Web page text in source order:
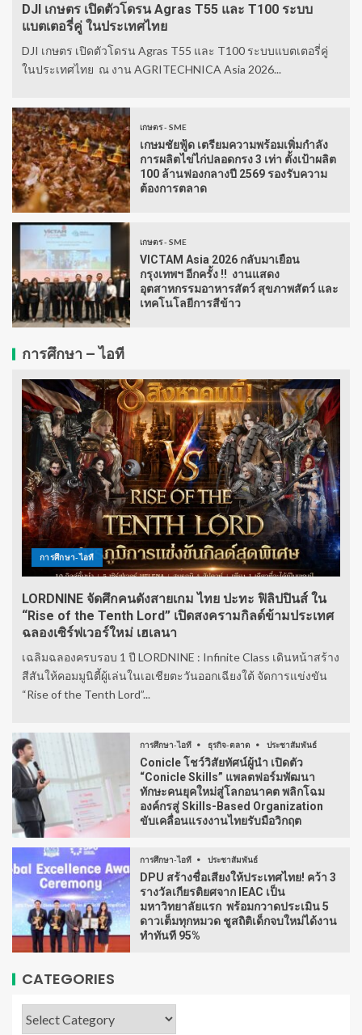
DJI เกษตร เปิดตัวโดรน Agras T55 และ T100 ระบบ
แบตเตอรี่คู่ ในประเทศไทย
DJI เกษตร เปิดตัวโดรน Agras T55 และ T100 ระบบแบตเตอรี่คู่
ในประเทศไทย ณ งาน AGRITECHNICA Asia 2026...
เกษตร - SME
เกษมชัยฟู้ด เตรียมความพร้อมเพิ่มกำลัง
การผลิตไข่ไก่ปลอดกรง 3 เท่า ตั้งเป้าผลิต
100 ล้านฟองกลางปี 2569 รองรับความ
ต้องการตลาด
เกษตร - SME
VICTAM Asia 2026 กลับมาเยือน
กรุงเทพฯ อีกครั้ง !! งานแสดง
อุตสาหกรรมอาหารสัตว์ สุขภาพสัตว์ และ
เทคโนโลยีการสีข้าว
การศึกษา – ไอที
การศึกษา-ไอที
LORDNINE จัดศึกคนดังสายเกม ไทย ปะทะ ฟิลิปปินส์ ใน
“Rise of the Tenth Lord” เปิดสงครามกิลด์ข้ามประเทศ
ฉลองเซิร์ฟเวอร์ใหม่ เฮเลนา
เฉลิมฉลองครบรอบ 1 ปี LORDNINE : Infinite Class เดินหน้าสร้าง
สีสันให้คอมมูนิตี้ผู้เล่นในเอเชียตะวันออกเฉียงใต้ จัดการแข่งขัน
“Rise of the Tenth Lord”...
การศึกษา-ไอที ธุรกิจ-ตลาด ประชาสัมพันธ์
Conicle โชว์วิสัยทัศน์ผู้นำ เปิดตัว
“Conicle Skills” แพลตฟอร์มพัฒนา
ทักษะคนยุคใหม่สู่โลกอนาคต พลิกโฉม
องค์กรสู่ Skills-Based Organization
ขับเคลื่อนแรงงานไทยรับมือวิกฤต
การศึกษา-ไอที ประชาสัมพันธ์
DPU สร้างชื่อเสียงให้ประเทศไทย! คว้า 3
รางวัลเกียรติยศจาก IEAC เป็น
มหาวิทยาลัยแรก พร้อมกวาดประเมิน 5
ดาวเต็มทุกหมวด ชูสถิติเด็กจบใหม่ได้งาน
ทำทันที 95%
CATEGORIES